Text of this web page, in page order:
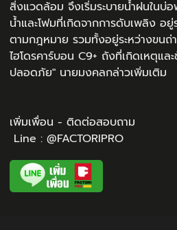
สิ่งแวดล้อม จึงเริ่มระบายน้ำฝนในบ่
น้ำและโฟมที่เกิดจากการดับเพลิง อยู่
ตามกฎหมาย รวมทั้งอยู่ระหว่างขนถ่
ไฮโดรคาร์บอน C9+ ถังที่เกิดเหตุแล
ปลอดภัย" นายมงคลกล่าวเพิ่มเติม
เพิ่มเพื่อน - ติดต่อสอบถาม
Line : @FACTORIPRO